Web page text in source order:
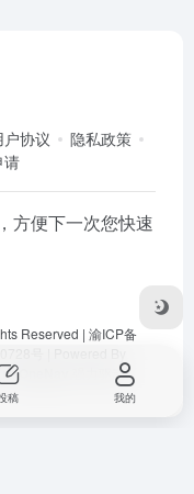
户协议
隐私政策
请
方便下一次您快速
Reserved | 渝ICP备
OneNav 强力驱动
稿 我的